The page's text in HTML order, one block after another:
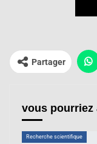
Partager
vous pourriez
Recherche scientifique